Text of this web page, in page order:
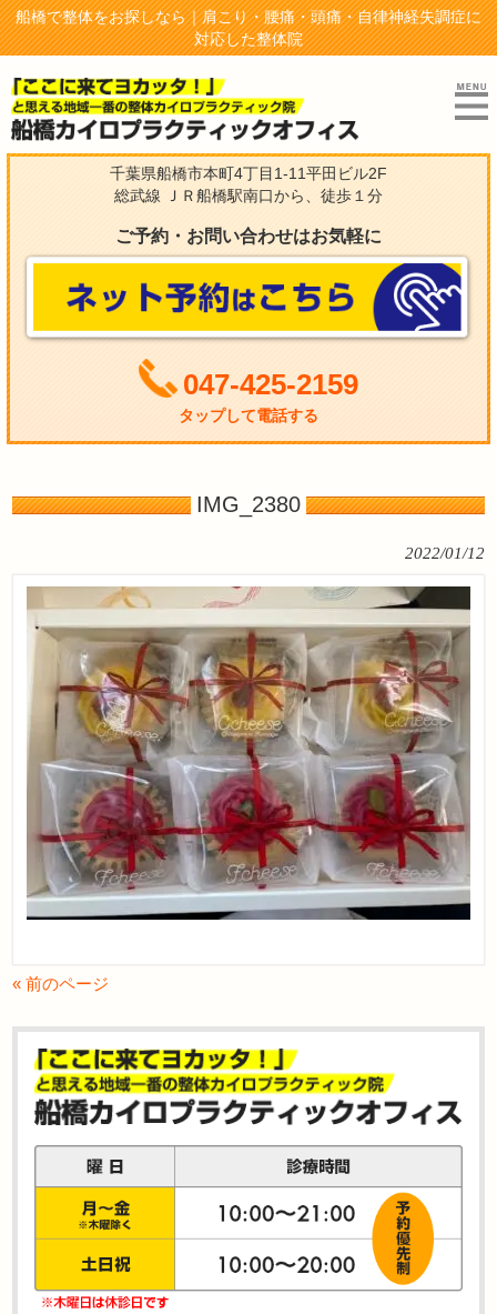
船橋で整体をお探しなら｜肩こり・腰痛・頭痛・自律神経失調症に
対応した整体院
千葉県船橋市本町4丁目1-11平田ビル2F
総武線 ＪＲ船橋駅南口から、徒歩１分
ご予約・お問い合わせはお気軽に
047-425-2159
タップして電話する
IMG_2380
2022/01/12
« 前のページ